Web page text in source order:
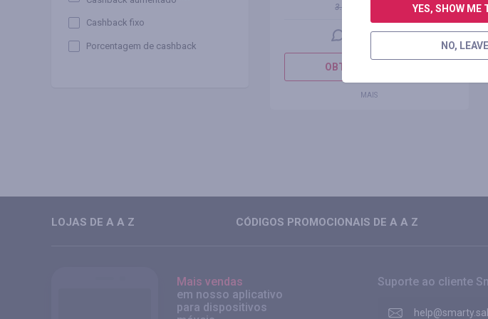
Cashback fixo
Porcentagem de cashback
3.38
0 avaliações
OBTER CASHBACK
MAIS
LOJAS DE A A Z CÓDIGOS PROMOCIONAIS DE A A Z
Mais vendas
em nosso aplicativo
para dispositivos
Suporte ao cliente
YES, SHOW ME
NO,